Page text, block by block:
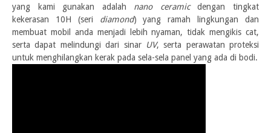
yang kami gunakan adalah nano ceramicdengan tingkat
kekerasan 10H (seri diamond) yang ramah lingkungan dan
membuat mobil anda menjadi lebih nyaman, tidak mengikis cat,
serta dapat melindungi dari sinar UV, serta perawatan proteksi
untuk menghilangkan kerak pada sela-sela panel yang ada di bodi.